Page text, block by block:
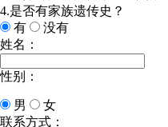
4.是否有家族遗传史？
有
没有
姓名：
性别：
男
女
联系方式：